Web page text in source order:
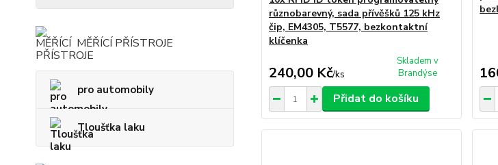
MĚŘÍCÍ PŘÍSTROJE
pro automobily
Tloušťka laku
různobarevný, sada přívěšků 125 kHz
čip, EM4305, T5577, bezkontaktní
klíčenka
240,00 Kč/ks
Skladem v
Brandýse
Přidat do košíku